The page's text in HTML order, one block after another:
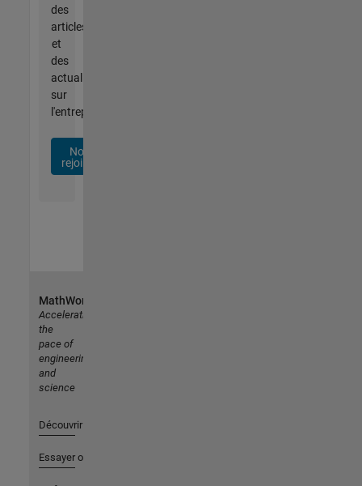
des
articles
et
des
actualités
sur
l'entreprise.
Nous
rejoindre
MathWorks
Accelerating
the
pace of
engineering
and
science
Découvrir les produits
Essayer ou acheter